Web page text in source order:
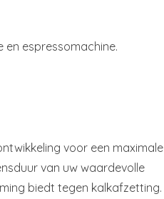
en espressomachine.
voor een maximale
van uw waardevolle
biedt tegen kalkafzetting.